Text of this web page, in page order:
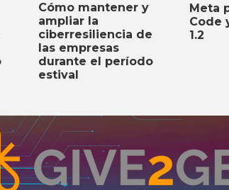
Cómo mantener y
ampliar la
ciberresiliencia de
las empresas
durante el período
estival
Meta
Code
1.2